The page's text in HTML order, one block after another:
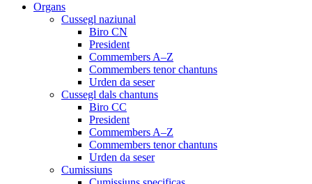
Organs
Cussegl naziunal
Biro CN
President
Commembers A–Z
Commembers tenor chantuns
Urden da seser
Cussegl dals chantuns
Biro CC
President
Commembers A–Z
Commembers tenor chantuns
Urden da seser
Cumissiuns